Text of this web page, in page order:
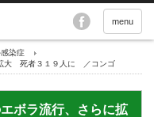
menu
染症
大 死者３１９人に ／コンゴ
ボラ流行、さらに拡